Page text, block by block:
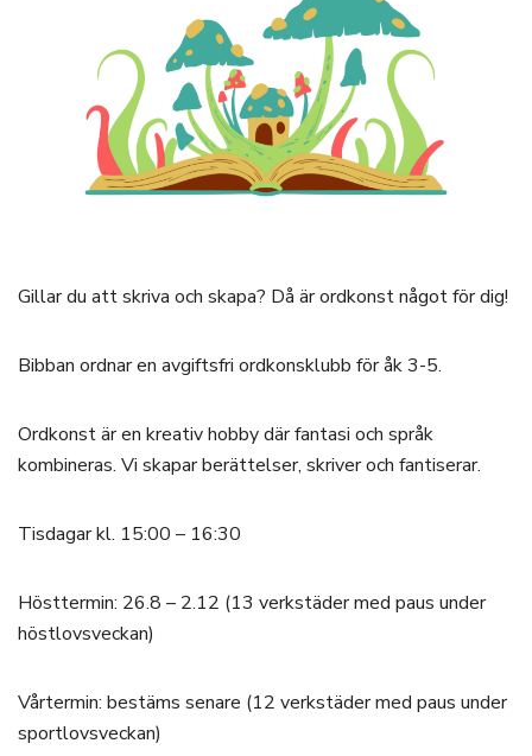
Gillar du att skriva och skapa? Då är ordkonst något för dig!
Bibban ordnar en avgiftsfri ordkonsklubb för åk 3-5.
Ordkonst är en kreativ hobby där fantasi och språk
kombineras. Vi skapar berättelser, skriver och fantiserar.
Tisdagar kl. 15:00 – 16:30
Hösttermin: 26.8 – 2.12 (13 verkstäder med paus under
höstlovsveckan)
Vårtermin: bestäms senare (12 verkstäder med paus under
sportlovsveckan)